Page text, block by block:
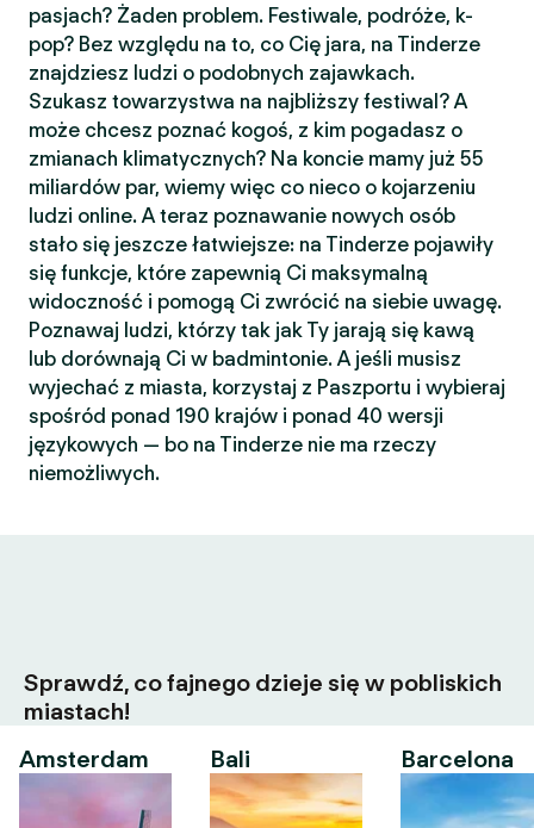
pasjach? Żaden problem. Festiwale, podróże, k-
pop? Bez względu na to, co Cię jara, na Tinderze
znajdziesz ludzi o podobnych zajawkach.
Szukasz towarzystwa na najbliższy festiwal? A
może chcesz poznać kogoś, z kim pogadasz o
zmianach klimatycznych? Na koncie mamy już 55
miliardów par, wiemy więc co nieco o kojarzeniu
ludzi online. A teraz poznawanie nowych osób
stało się jeszcze łatwiejsze: na Tinderze pojawiły
się funkcje, które zapewnią Ci maksymalną
widoczność i pomogą Ci zwrócić na siebie uwagę.
Poznawaj ludzi, którzy tak jak Ty jarają się kawą
lub dorównają Ci w badmintonie. A jeśli musisz
wyjechać z miasta, korzystaj z Paszportu i wybieraj
spośród ponad 190 krajów i ponad 40 wersji
językowych — bo na Tinderze nie ma rzeczy
niemożliwych.
Sprawdź, co fajnego dzieje się w pobliskich
miastach!
Amsterdam
Bali Barcelona